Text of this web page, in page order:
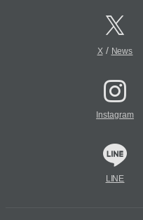
X/ News
Instagram
LINE